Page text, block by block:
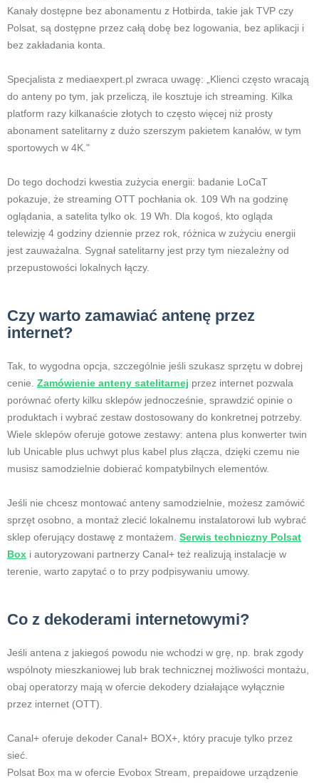
Kanały dostępne bez abonamentu z Hotbirda, takie jak TVP czy
Polsat, są dostępne przez całą dobę bez logowania, bez aplikacji i
bez zakładania konta.
Specjalista z mediaexpert.pl zwraca uwagę: „Klienci często wracają
do anteny po tym, jak przeliczą, ile kosztuje ich streaming. Kilka
platform razy kilkanaście złotych to często więcej niż prosty
abonament satelitarny z dużo szerszym pakietem kanałów, w tym
sportowych w 4K."
Do tego dochodzi kwestia zużycia energii: badanie LoCaT
pokazuje, że streaming OTT pochłania ok. 109 Wh na godzinę
oglądania, a satelita tylko ok. 19 Wh. Dla kogoś, kto ogląda
telewizję 4 godziny dziennie przez rok, różnica w zużyciu energii
jest zauważalna. Sygnał satelitarny jest przy tym niezależny od
przepustowości lokalnych łączy.
Czy warto zamawiać antenę przez
internet?
Tak, to wygodna opcja, szczególnie jeśli szukasz sprzętu w dobrej
cenie. Zamówienie anteny satelitarnej przez internet pozwala
porównać oferty kilku sklepów jednocześnie, sprawdzić opinie o
produktach i wybrać zestaw dostosowany do konkretnej potrzeby.
Wiele sklepów oferuje gotowe zestawy: antena plus konwerter twin
lub Unicable plus uchwyt plus kabel plus złącza, dzięki czemu nie
musisz samodzielnie dobierać kompatybilnych elementów.
Jeśli nie chcesz montować anteny samodzielnie, możesz zamówić
sprzęt osobno, a montaż zlecić lokalnemu instalatorowi lub wybrać
sklep oferujący dostawę z montażem. Serwis techniczny Polsat
Box i autoryzowani partnerzy Canal+ też realizują instalacje w
terenie, warto zapytać o to przy podpisywaniu umowy.
Co z dekoderami internetowymi?
Jeśli antena z jakiegoś powodu nie wchodzi w grę, np. brak zgody
wspólnoty mieszkaniowej lub brak technicznej możliwości montażu,
obaj operatorzy mają w ofercie dekodery działające wyłącznie
przez internet (OTT).
Canal+ oferuje dekoder Canal+ BOX+, który pracuje tylko przez
sieć.
Polsat Box ma w ofercie Evobox Stream, prepaidowe urządzenie